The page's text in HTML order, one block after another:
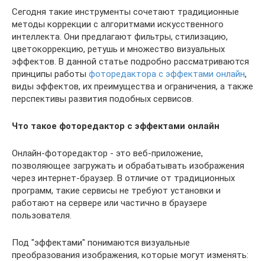
Сегодня такие инструменты сочетают традиционные
методы коррекции с алгоритмами искусственного
интеллекта. Они предлагают фильтры, стилизацию,
цветокоррекцию, ретушь и множество визуальных
эффектов. В данной статье подробно рассматриваются
принципы работы фоторедактора с эффектами онлайн,
виды эффектов, их преимущества и ограничения, а также
перспективы развития подобных сервисов.
Что такое фоторедактор с эффектами онлайн
Онлайн-фоторедактор - это веб-приложение,
позволяющее загружать и обрабатывать изображения
через интернет-браузер. В отличие от традиционных
программ, такие сервисы не требуют установки и
работают на сервере или частично в браузере
пользователя.
Под "эффектами" понимаются визуальные
преобразования изображения, которые могут изменять: